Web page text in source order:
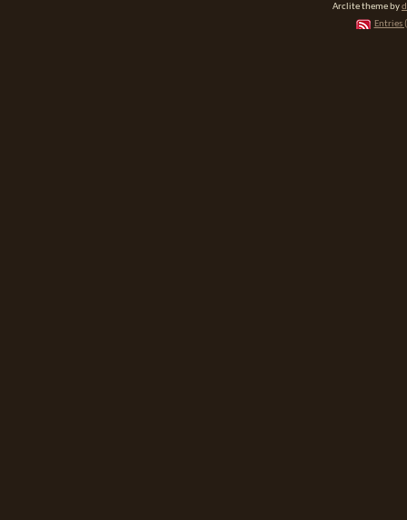
Arclite theme by
Entries